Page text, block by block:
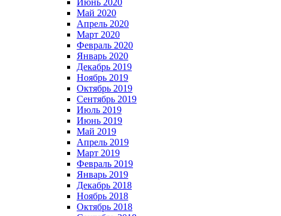
Июнь 2020
Май 2020
Апрель 2020
Март 2020
Февраль 2020
Январь 2020
Декабрь 2019
Ноябрь 2019
Октябрь 2019
Сентябрь 2019
Июль 2019
Июнь 2019
Май 2019
Апрель 2019
Март 2019
Февраль 2019
Январь 2019
Декабрь 2018
Ноябрь 2018
Октябрь 2018